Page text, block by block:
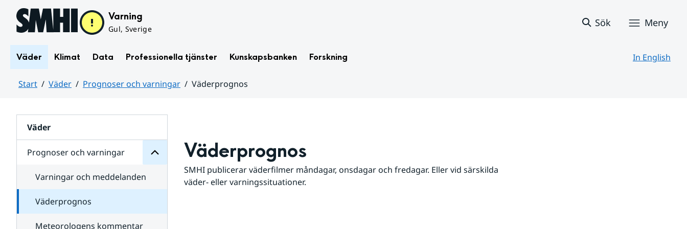
Hoppa till sidans innehåll Varning
Gul, Sverige
Sök Meny
Väder Klimat Data Professionella tjänster Kunskapsbanken Forskning In English
Start Väder Prognoser och varningar
Väderprognos
Väder
Prognoser och varningar
för
varningar
Varningar och meddelanden
Väderprognos
Meteorologens kommentar
Väderprognos
SMHI publicerar väderfilmer måndagar, onsdagar och fredagar. Eller vid särskilda
väder- eller varningssituationer.